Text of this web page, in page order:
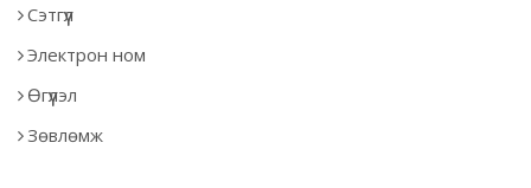
Сэтгүүл
Электрон ном
Өгүүлэл
Зөвлөмж